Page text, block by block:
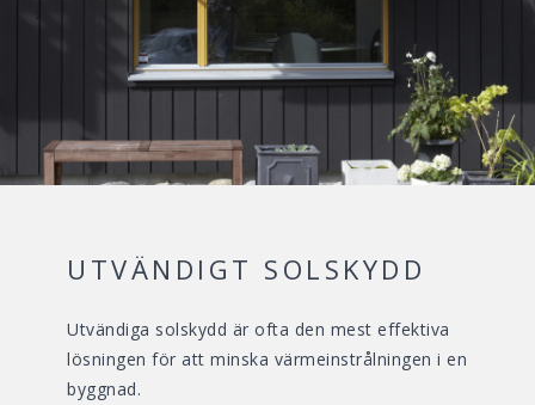
UTVÄNDIGT SOLSKYDD
Utvändiga solskydd är ofta den mest effektiva
lösningen för att minska värmeinstrålningen i en
byggnad.